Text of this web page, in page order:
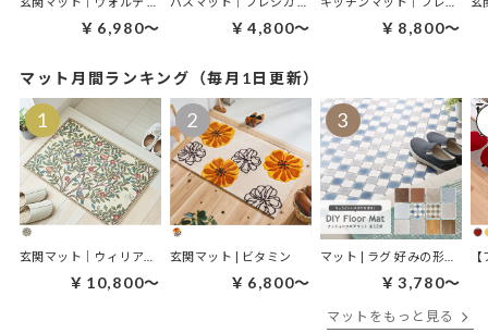
￥6,980～ ￥4,800～ ￥8,800～
マット月間ランキング（毎月1日更新）
玄関マット｜ウィリアムモリス ケルムスコットツリー
￥10,800～
玄関マット | ビタミン
￥6,800～ ￥3,780～
マットをもっと見る